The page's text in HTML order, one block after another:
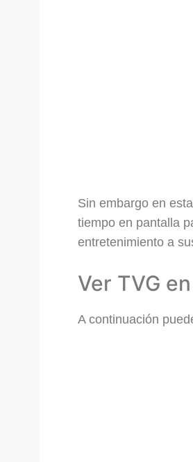
Sin embargo en
tiempo en pantalla
entretenimiento a
Ver TVG
A continuación